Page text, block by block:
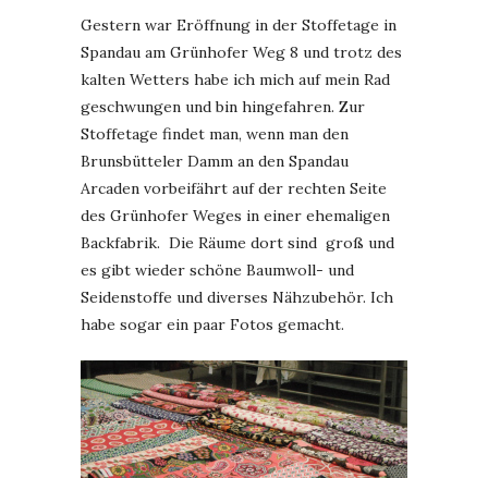
Gestern war Eröffnung in der Stoffetage in
Spandau am Grünhofer Weg 8 und trotz des
kalten Wetters habe ich mich auf mein Rad
geschwungen und bin hingefahren. Zur
Stoffetage findet man, wenn man den
Brunsbütteler Damm an den Spandau
Arcaden vorbeifährt auf der rechten Seite
des Grünhofer Weges in einer ehemaligen
Backfabrik. Die Räume dort sind groß und
es gibt wieder schöne Baumwoll- und
Seidenstoffe und diverses Nähzubehör. Ich
habe sogar ein paar Fotos gemacht.